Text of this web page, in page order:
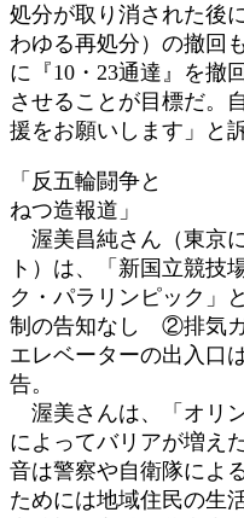
処分が取り消された後
わゆる再処分）の撤回
に『10・23通達』を撤
させることが目標だ。
援をお願いします」と
「反五輪闘争と
ねつ造報道」
渥美昌純さん（東京
ト）は、「新国立競技
ク・パラリンピック」
制の告知なし ②排気
エレベーターの出入口
告。
渥美さんは、「オリ
によってバリアが増え
音は警察や自衛隊によ
ためには地域住民の生